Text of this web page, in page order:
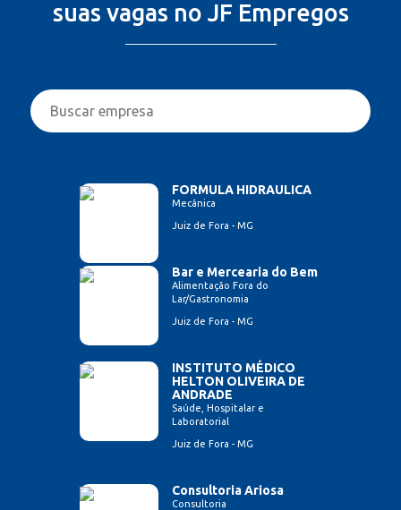
suas vagas no JF Empregos
FORMULA HIDRAULICA
Mecânica
Juiz de Fora - MG
Bar e Mercearia do Bem
Alimentação Fora do
Lar/Gastronomia
Juiz de Fora - MG
INSTITUTO MÉDICO
HELTON OLIVEIRA DE
ANDRADE
Saúde, Hospitalar e
Laboratorial
Juiz de Fora - MG
Consultoria Ariosa
Consultoria